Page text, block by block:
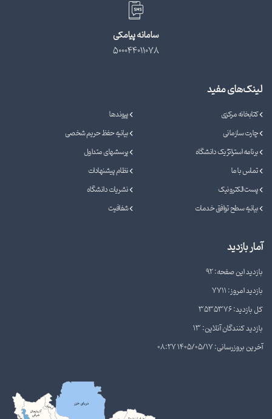
سامانه پیامکی
500044011078
لینک‌های مفید
کتابخانه مرکزی
پیوندها
چارت سازمانی
بیانیه حفظ حریم شخصی
برنامه استراتژیک دانشگاه
پرسشهای متداول
تماس با ما
نظام پیشنهادات
پست الکترونیک
نشریات دانشگاه
بیانیه سطح توافق خدمات
شفافیت
آمار بازدید
بازدید این صفحه: 92
بازدید امروز: 7711
کل بازدید: 3535376
بازدید کنندگان آنلاین: 13
آخرین بروزرسانی: 1405/05/17 08:27